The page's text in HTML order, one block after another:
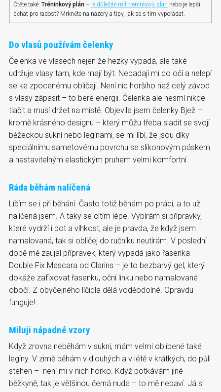
Čtěte také: Tréninkový plán – je důležité mít tréninkový plán nebo je lepší
běhat pro radost? Mrkněte na názory a tipy, jak se s tím vypořádat.
Do vlasů používám čelenky
Čelenka ve vlasech nejen že hezky vypadá, ale také
udržuje vlasy tam, kde mají být. Nepadají mi do očí a nelepí
se ke zpocenému obličeji. Není nic horšího než celý závod
s vlasy zápasit – to bere energii. Čelenka ale nesmí nikde
tlačit a musí držet na místě. Objevila jsem čelenky Bjež –
kromě krásného designu – který můžu třeba sladit se svojí
běžeckou sukní nebo legínami, se mi líbí, že jsou díky
speciálnímu sametovému povrchu se slikonovým páskem
a nastavitelným elastickým pruhem velmi komfortní.
Ráda běhám nalíčená
Líčím se i při běhání. Často totiž běhám po práci, a to už
nalíčená jsem. A taky se cítím lépe. Vybírám si přípravky,
které vydrží i pot a vlhkost, ale je pravda, že když jsem
namalovaná, tak si obličej do ručníku neutírám. V poslední
době mě zaujal přípravek, který vypadá jako řasenka
Double Fix Mascara od Clarins – je to bezbarvý gel, který
dokáže zafixovat řasenku, oční linku nebo namalované
obočí. Z obyčejného líčidla dělá voděodolné. Opravdu
funguje!
Miluji nápadné vzory
Když zrovna neběhám v sukni, mám velmi oblíbené také
legíny. V zimě běhám v dlouhých a v létě v krátkých, do půli
stehen – není mi v nich horko. Když potkávám jiné
běžkyně, tak je většinou černá nuda – to mě nebaví. Já si